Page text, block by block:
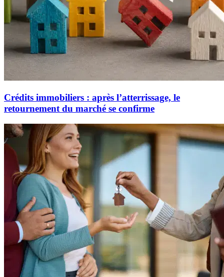
Crédits immobiliers : après l’atterrissage, le
retournement du marché se confirme